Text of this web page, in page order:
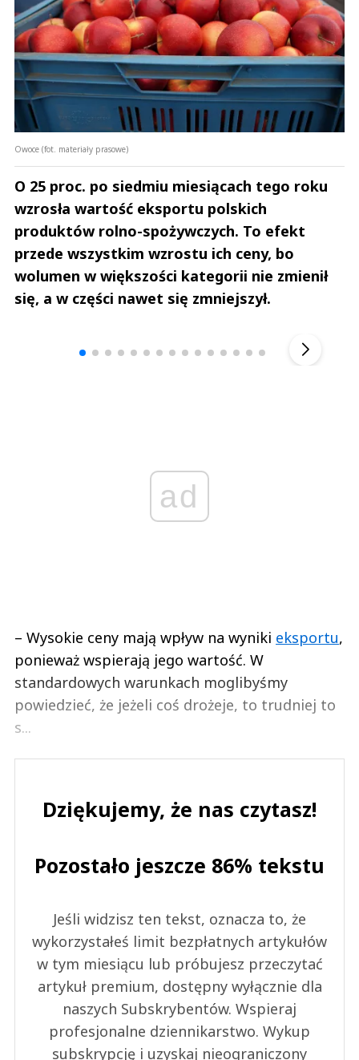
Owoce (fot. materiały prasowe)
O 25 proc. po siedmiu miesiącach tego roku
wzrosła wartość eksportu polskich
produktów rolno-spożywczych. To efekt
przede wszystkim wzrostu ich ceny, bo
wolumen w większości kategorii nie zmienił
się, a w części nawet się zmniejszył.
ad
– Wysokie ceny mają wpływ na wyniki eksportu,
ponieważ wspierają jego wartość. W
standardowych warunkach moglibyśmy
powiedzieć, że jeżeli coś drożeje, to trudniej to
s...
Dziękujemy, że nas czytasz!
Pozostało jeszcze 86% tekstu
Jeśli widzisz ten tekst, oznacza to, że
wykorzystałeś limit bezpłatnych artykułów
w tym miesiącu lub próbujesz przeczytać
artykuł premium, dostępny wyłącznie dla
naszych Subskrybentów. Wspieraj
profesjonalne dziennikarstwo. Wykup
subskrypcję i uzyskaj nieograniczony